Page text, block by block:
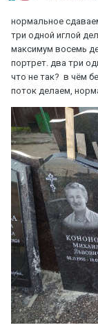
нормальное
три одной иглой
максимум восемь
портрет. два три
что не так? в чём
поток делаем,